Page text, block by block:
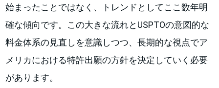
始まったことではなく、トレンドとしてここ数年明
確な傾向です。この大きな流れとUSPTOの意図的な
料金体系の見直しを意識しつつ、長期的な視点でア
メリカにおける特許出願の方針を決定していく必要
があります。